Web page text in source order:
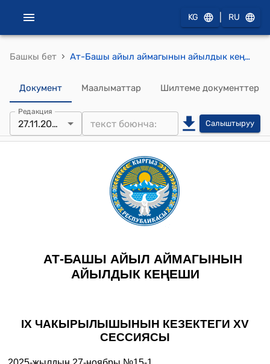
KG RU
Башкы бет › Ат-Башы айыл аймагынын айылдык кеңешинин 2025-жылдын 27-ноябрындагы №15-1 "Б. Асыпбековдун жер тилкесин максаттуу пайдалануу багытын өзгөртүү жөнүндө" Токтому
Документ Маалыматтар Шилтеме документтер
Редакция
27.11.2025 Салыштыруу